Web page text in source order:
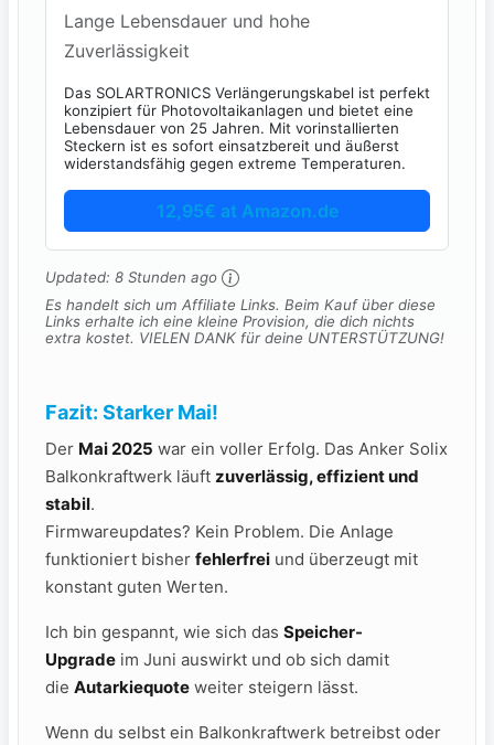
Lange Lebensdauer und hohe
Zuverlässigkeit
Das SOLARTRONICS Verlängerungskabel ist perfekt
konzipiert für Photovoltaikanlagen und bietet eine
Lebensdauer von 25 Jahren. Mit vorinstallierten
Steckern ist es sofort einsatzbereit und äußerst
widerstandsfähig gegen extreme Temperaturen.
12,95€ at Amazon.de
Updated: 8 Stunden ago
Es handelt sich um Affiliate Links. Beim Kauf über diese
Links erhalte ich eine kleine Provision, die dich nichts
extra kostet. VIELEN DANK für deine UNTERSTÜTZUNG!
Fazit: Starker Mai!
Der Mai 2025 war ein voller Erfolg. Das Anker Solix
Balkonkraftwerk läuft zuverlässig, effizient und
stabil.
Firmwareupdates? Kein Problem. Die Anlage
funktioniert bisher fehlerfrei und überzeugt mit
konstant guten Werten.
Ich bin gespannt, wie sich das Speicher-
Upgrade im Juni auswirkt und ob sich damit
die Autarkiequote weiter steigern lässt.
Wenn du selbst ein Balkonkraftwerk betreibst oder